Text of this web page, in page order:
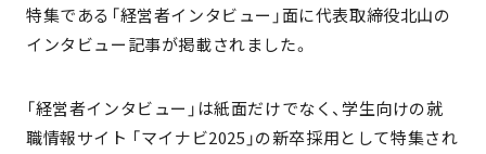
特集である「経営者インタビュー」面に代表取締役北山の
インタビュー記事が掲載されました。
「経営者インタビュー」は紙面だけでなく、学生向けの就
職情報サイト 「マイナビ2025」の新卒採用として特集され